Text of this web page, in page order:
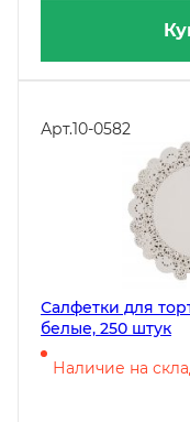
Арт.10-0582
Салфетки для
белые, 250 штук
Наличие на